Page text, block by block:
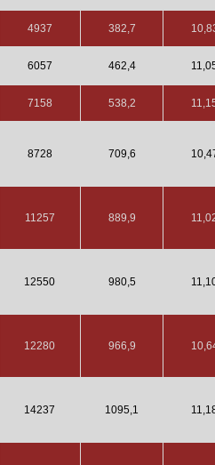
4937 382,7
6057 462,4
7158 538,2
8728 709,6
11257 889,9
12550 980,5
12280 966,9
14237 1095,1